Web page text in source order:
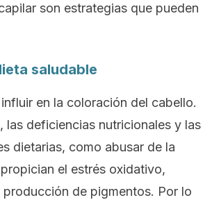
son estrategias que pueden
saludable
en la coloración del cabello.
las deficiencias nutricionales y las
dietarias, como abusar de la
el estrés oxidativo,
de pigmentos. Por lo